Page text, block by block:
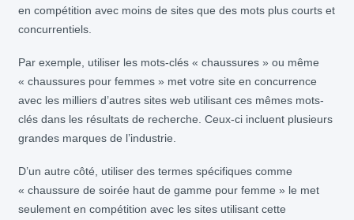
en compétition avec moins de sites que des mots plus courts et
concurrentiels.
Par exemple, utiliser les mots-clés « chaussures » ou même
« chaussures pour femmes » met votre site en concurrence
avec les milliers d’autres sites web utilisant ces mêmes mots-
clés dans les résultats de recherche. Ceux-ci incluent plusieurs
grandes marques de l’industrie.
D’un autre côté, utiliser des termes spécifiques comme
« chaussure de soirée haut de gamme pour femme » le met
seulement en compétition avec les sites utilisant cette